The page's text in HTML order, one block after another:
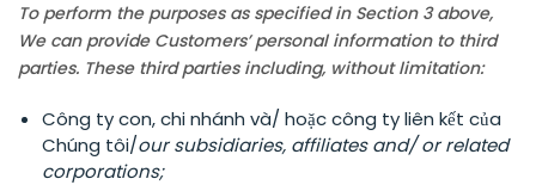
To perform the purposes as specified in Section 3 above,
We can provide Customers’ personal information to third
parties. These third parties including, without limitation:
Công ty con, chi nhánh và/ hoặc công ty liên kết của
Chúng tôi/our subsidiaries, affiliates and/ or related
corporations;